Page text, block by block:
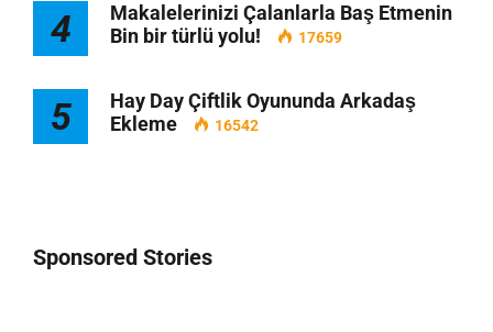
4
Makalelerinizi Çalanlarla Baş Etmenin
Bin bir türlü yolu!
17659
5
Hay Day Çiftlik Oyununda Arkadaş
Ekleme
16542
Sponsored Stories